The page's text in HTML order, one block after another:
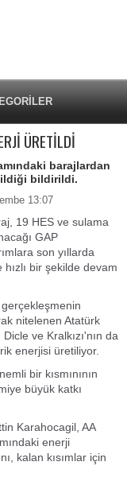
ÜRETİLDİ
barajlardan
bildirildi.
13:07
19 HES ve sulama
GAP
son yıllarda
bir şekilde devam
gerçekleşmenin
nitelenen Atatürk
ve Kralkızı'nın da
enerjisi üretiliyor.
bir kısmınının
büyük katkı
Karahocagil, AA
enerji
kalan kısımlar için